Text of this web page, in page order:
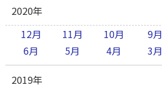
2020年
12月
11月 10月 9月
6月
5月 4月 3月
2019年